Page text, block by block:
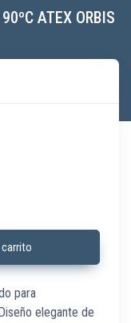
ATEX ORBIS
APOLLO cantidad
para
elegante de